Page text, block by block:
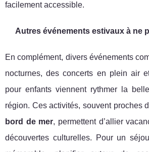
facilement accessible.
Autres événements estivaux à ne
En complément, divers événements
nocturnes, des concerts en plein air
pour enfants viennent rythmer la
région. Ces activités, souvent proches
bord de mer, permettent d’allier
découvertes culturelles. Pour un